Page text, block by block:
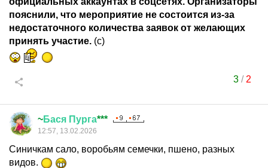
пояснили, что мероприятие не состоится из-за
недостаточного количества заявок от желающих
принять участие. (с)
3/ 2
~Бася Пурга***
12:57, 13.02.2026
Синичкам сало, воробьям семечки, пшено, разных
видов.